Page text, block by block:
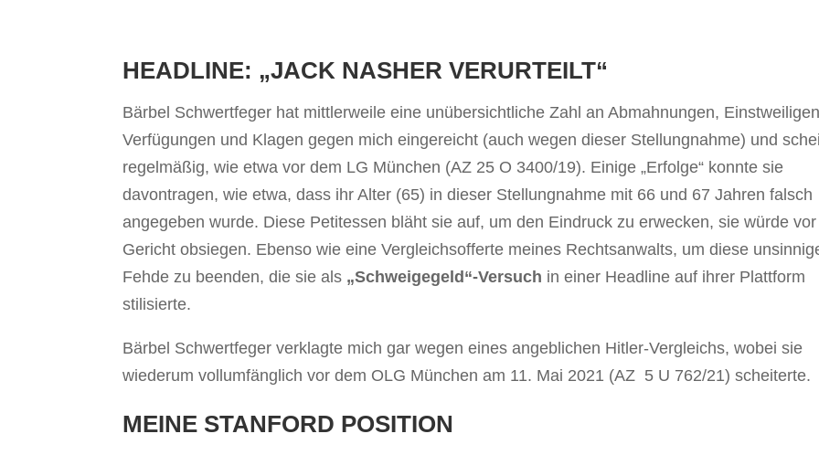
HEADLINE: „JACK NASHER VERURTEILT“
Bärbel Schwertfeger hat mittlerweile eine unübersichtliche Zahl an Abmahnungen, Einstweiligen
Verfügungen und Klagen gegen mich eingereicht (auch wegen dieser Stellungnahme) und
regelmäßig, wie etwa vor dem LG München (AZ 25 O 3400/19). Einige „Erfolge“ konnte sie
davontragen, wie etwa, dass ihr Alter (65) in dieser Stellungnahme mit 66 und 67 Jahren falsch
angegeben wurde. Diese Petitessen bläht sie auf, um den Eindruck zu erwecken, sie würde vor
Gericht obsiegen. Ebenso wie eine Vergleichsofferte meines Rechtsanwalts, um diese
Fehde zu beenden, die sie als „Schweigegeld“-Versuch in einer Headline auf ihrer Plattform
stilisierte.
Bärbel Schwertfeger verklagte mich gar wegen eines angeblichen Hitler-Vergleichs, wobei sie
wiederum vollumfänglich vor dem OLG München am 11. Mai 2021 (AZ 5 U 762/21) scheiterte.
MEINE STANFORD POSITION